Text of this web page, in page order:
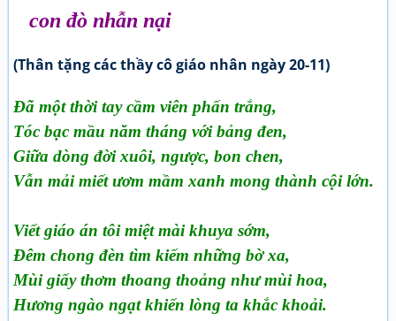
con đò nhẫn nại
(Thân tặng các thầy cô giáo nhân ngày 20-11)
Đã một thời tay cầm viên phấn trắng,
Tóc bạc mầu năm tháng với bảng đen,
Giữa dòng đời xuôi, ngược, bon chen,
Vẫn mải miết ươm mầm xanh mong thành cội lớn.
Viết giáo án tôi miệt mài khuya sớm,
Đêm chong đèn tìm kiếm những bờ xa,
Mùi giấy thơm thoang thoảng như mùi hoa,
Hương ngào ngạt khiến lòng ta khắc khoải.